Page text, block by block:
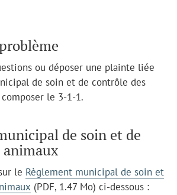
ou déposer une plainte liée
de soin et de contrôle des
le 3-1-1.
de soin et de
animaux
le Règlement municipal de soin et
(PDF, 1.47 Mo) ci-dessous :